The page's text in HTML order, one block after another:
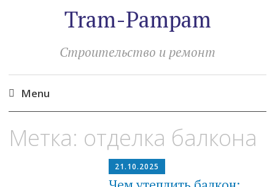
Tram-Pampam
Строительство и ремонт
Menu
to
Метка: отделка балкона
21.10.2025